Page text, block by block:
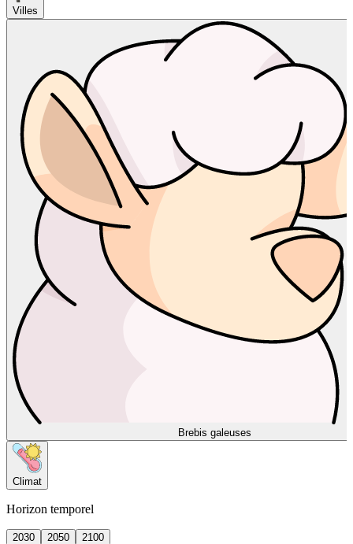
Villes
Brebis galeuses
Climat
Horizon temporel
2030 2050
2100